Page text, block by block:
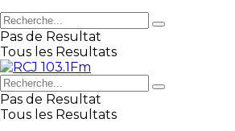
Pas de Resultat
Tous les Resultats
Pas de Resultat
Tous les Resultats